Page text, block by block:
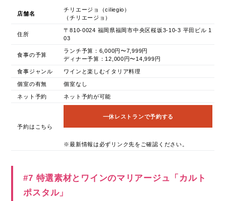
店舗名
チリエージョ（ciliegio）
（チリエージョ）
住所
〒810-0024 福岡県福岡市中央区桜坂3-10-3 平田ビル 1
03
食事の予算
ランチ予算：6,000円〜7,999円
ディナー予算：12,000円〜14,999円
食事ジャンル ワインと楽しむイタリア料理
個室の有無 個室なし
ネット予約 ネット予約が可能
予約はこちら
一休レストランで予約する
※最新情報は必ずリンク先をご確認ください。
#7 特選素材とワインのマリアージュ「カルト
ポスタル」